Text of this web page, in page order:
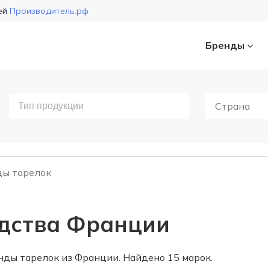
Производитель.рф
Бренды
Страна
тарелок
Франции
тарелок из Франции. Найдено 15 марок.